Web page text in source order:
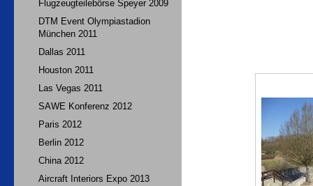
Flugzeugteilebörse Speyer 2009
DTM Event Olympiastadion
München 2011
Dallas 2011
Houston 2011
Las Vegas 2011
SAWE Konferenz 2012
Paris 2012
Berlin 2012
China 2012
Aircraft Interiors Expo 2013